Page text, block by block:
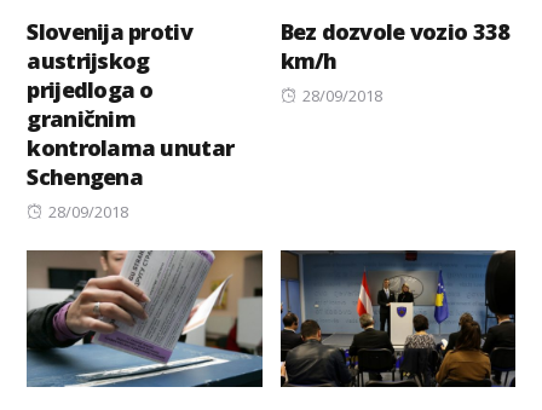
Slovenija protiv
austrijskog
prijedloga o
graničnim
kontrolama unutar
Schengena
Posted
28/09/2018
Bez dozvole vozio 338
km/h
Posted
28/09/2018